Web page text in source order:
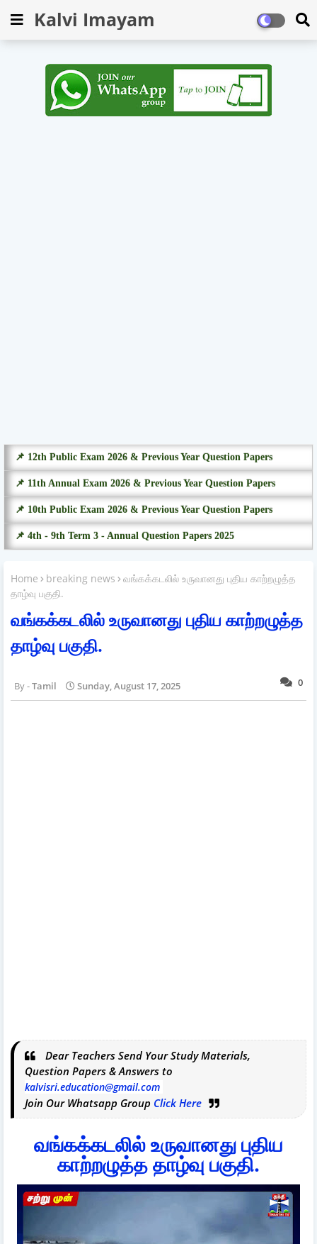
Kalvi Imayam
📌 12th Public Exam 2026 & Previous Year Question Papers
📌 11th Annual Exam 2026 & Previous Year Question Papers
📌 10th Public Exam 2026 & Previous Year Question Papers
📌 4th - 9th Term 3 - Annual Question Papers 2025
Home breaking news
வங்கக்கடலில் உருவானது புதிய காற்றழுத்த
தாழ்வு பகுதி.
வங்கக்கடலில் உருவானது புதிய காற்றழுத்த
தாழ்வு பகுதி.
0
Tamil Sunday, August 17, 2025
Dear Teachers Send Your Study Materials,
Question Papers & Answers to
kalvisri.education@gmail.com
Join Our Whatsapp Group Click Here
வங்கக்கடலில் உருவானது புதிய
காற்றழுத்த தாழ்வு பகுதி.